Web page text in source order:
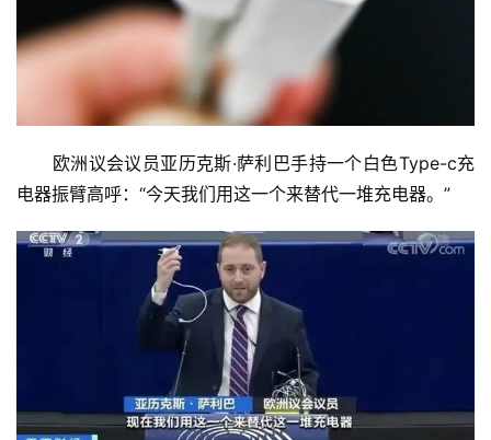
欧洲议会议员亚历克斯·萨利巴手持一个白色Type-c充
电器振臂高呼：“今天我们用这一个来替代一堆充电器。”